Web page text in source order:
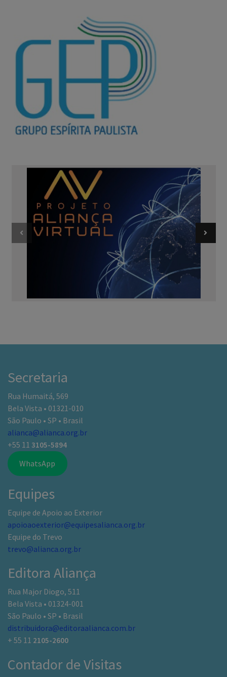
Secretaria
Rua Humaitá, 569
Bela Vista • 01321-010
São Paulo • SP • Brasil
alianca@alianca.org.br
+55 11 3105-5894
WhatsApp
Equipes
Equipe de Apoio ao Exterior
apoioaoexterior@equipesalianca.org.br
Equipe do Trevo
trevo@alianca.org.br
Editora Aliança
Rua Major Diogo, 511
Bela Vista • 01324-001
São Paulo • SP • Brasil
distribuidora@editoraalianca.com.br
+ 55 11 2105-2600
Contador de Visitas